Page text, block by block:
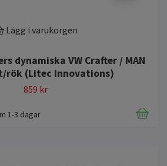
Lägg i varukorgen
dynamiska VW Crafter / MAN
rök (Litec Innovations)
859 kr
1-3 dagar